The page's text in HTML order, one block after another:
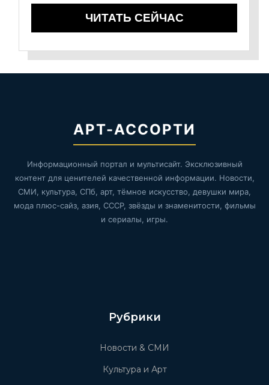
ЧИТАТЬ СЕЙЧАС
АРТ-АССОРТИ
Информационный портал и мультисайт. Эксклюзивный
контент для ценителей качественной информации. Новости,
СМИ, культура, СПб, арт, тёмное искусство, девушки мира,
мода плюс-сайз, азия, СССР, звёзды и знаменитости, фильмы
и сериалы, игры.
Рубрики
Новости & СМИ
Культура и Арт